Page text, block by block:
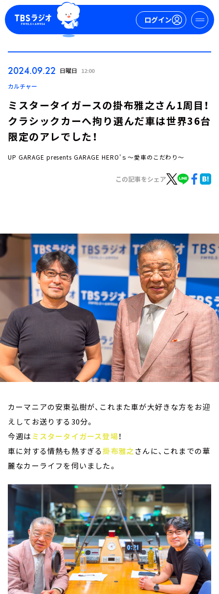
ログイン
イベント・グッズ
YouTube
会社情報
2024.09.22 日曜日 12:00
カルチャー
ミスタータイガースの掛布雅之さん1周目！
クラシックカーへ拘り選んだ車は世界36台
限定のアレでした！
UP GARAGE presents GARAGE HERO’ｓ～愛車のこだわり～
この記事をシェア
カーマニアの安東弘樹が、これまた車が大好きな方をお迎
えしてお送りする30分。
今週は ミスタータイガース登場！
車に対する情熱も熱すぎる掛布雅之さんに、これまでの華
麗なカーライフを伺いました。